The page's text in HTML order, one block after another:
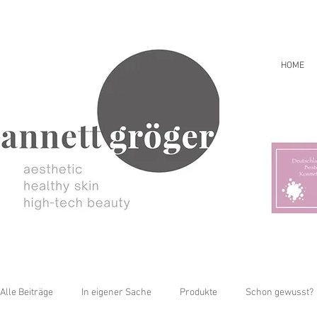
HOME
Alle Beiträge In eigener Sache Produkte Schon gewusst?